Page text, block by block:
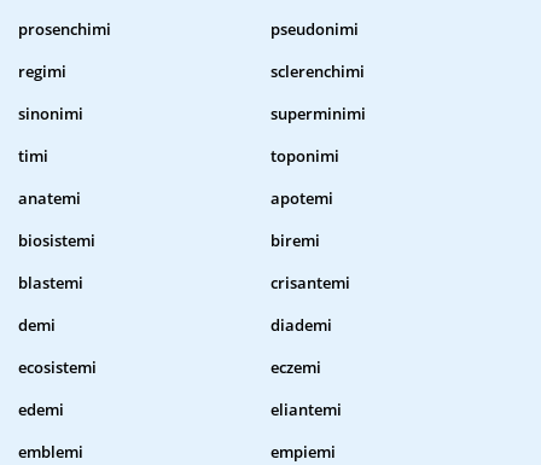
prosenchimi
pseudonimi
regimi
sclerenchimi
sinonimi
superminimi
timi
toponimi
anatemi
apotemi
biosistemi
biremi
blastemi
crisantemi
demi
diademi
ecosistemi
eczemi
edemi
eliantemi
emblemi
empiemi